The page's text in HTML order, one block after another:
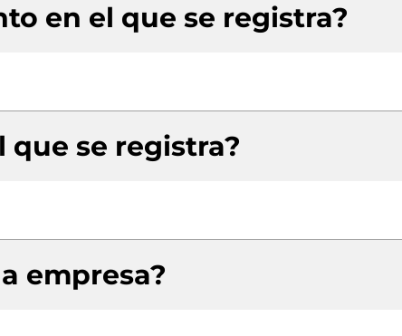
en el que se registra?
que se registra?
empresa?